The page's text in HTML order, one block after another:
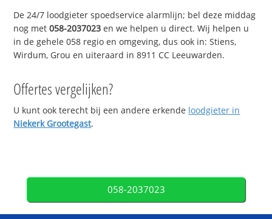
De 24/7 loodgieter spoedservice alarmlijn; bel deze middag
nog met058-2037023 en we helpen u direct. Wij helpen u
in de gehele 058 regio en omgeving, dus ook in: Stiens,
Wirdum, Grou en uiteraard in 8911 CC Leeuwarden.
Offertes vergelijken?
U kunt ook terecht bij een andere erkende loodgieter in
Niekerk Grootegast.
058-2037023